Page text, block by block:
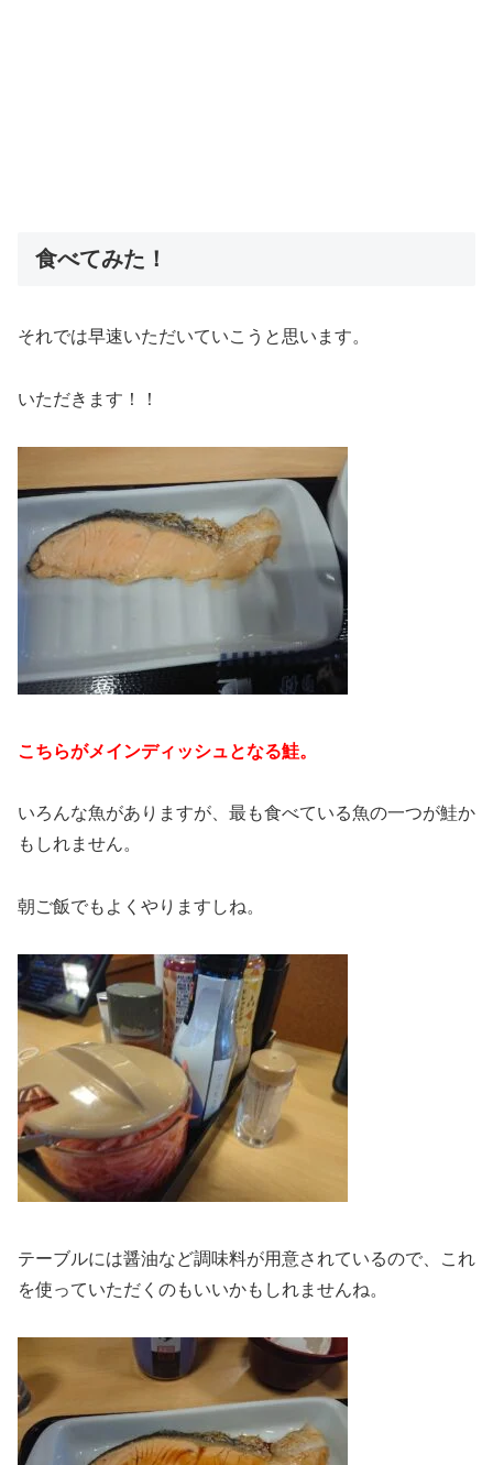
食べてみた！
それでは早速いただいていこうと思います。
いただきます！！
こちらがメインディッシュとなる鮭。
いろんな魚がありますが、最も食べている魚の一つが鮭か
もしれません。
朝ご飯でもよくやりますしね。
テーブルには醤油など調味料が用意されているので、これ
を使っていただくのもいいかもしれませんね。